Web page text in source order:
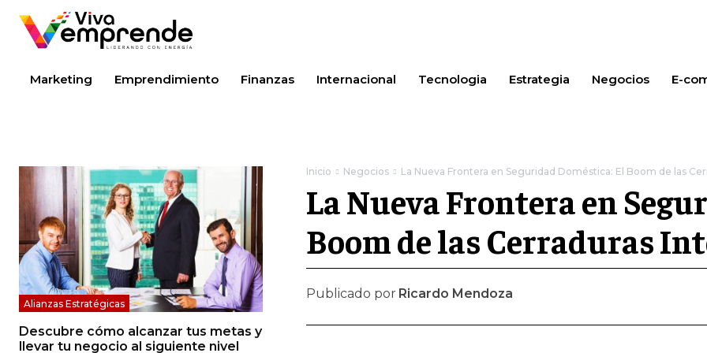
Marketing Emprendimiento Finanzas Internacional Tecnologia Estrategia Negocios E-
Alianzas Estratégicas
Descubre cómo alcanzar tus metas y
llevar tu negocio al siguiente nivel
Inicio Negocios La Nueva Frontera en Seguridad Doméstica: El Boom de las
La Nueva Frontera en
Boom de las Cerraduras
Publicado por Ricardo Mendoza